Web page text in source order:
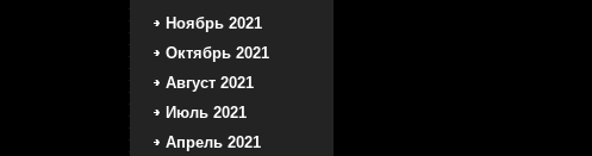
Ноябрь 2021
Октябрь 2021
Август 2021
Июль 2021
Апрель 2021